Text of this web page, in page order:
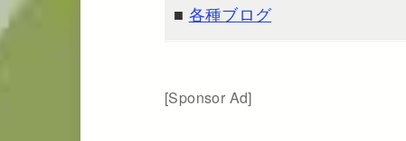
■ 各種ブログ
[Sponsor Ad]